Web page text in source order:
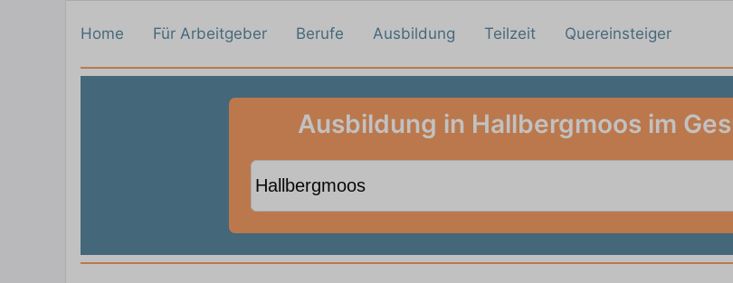
Home Für Arbeitgeber Berufe Ausbildung Teilzeit Quereinsteiger
Ausbildung in Hallbergmoos im